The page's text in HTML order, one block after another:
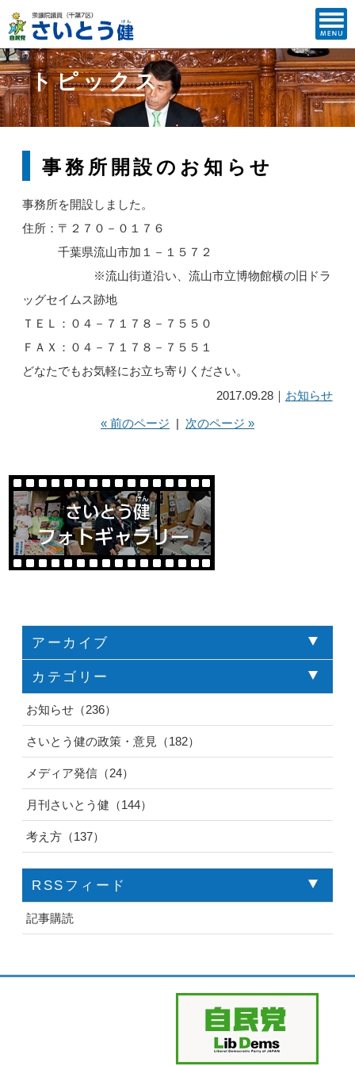
トピックス
事務所開設のお知らせ
事務所を開設しました。
住所：〒２７０－０１７６
千葉県流山市加１－１５７２
※流山街道沿い、流山市立博物館横の旧ドラ
ッグセイムス跡地
ＴＥＬ：０４－７１７８－７５５０
ＦＡＸ：０４－７１７８－７５５１
どなたでもお気軽にお立ち寄りください。
2017.09.28｜ お知らせ
« 前のページ | 次のページ »
アーカイブ
カテゴリー
お知らせ（236）
さいとう健の政策・意見（182）
メディア発信（24）
月刊さいとう健（144）
考え方（137）
RSSフィード
記事購読